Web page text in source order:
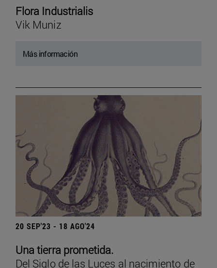
Flora Industrialis
Vik Muniz
Más información
20 SEP'23 - 18 AGO'24
Una tierra prometida.
Del Siglo de las Luces al nacimiento de